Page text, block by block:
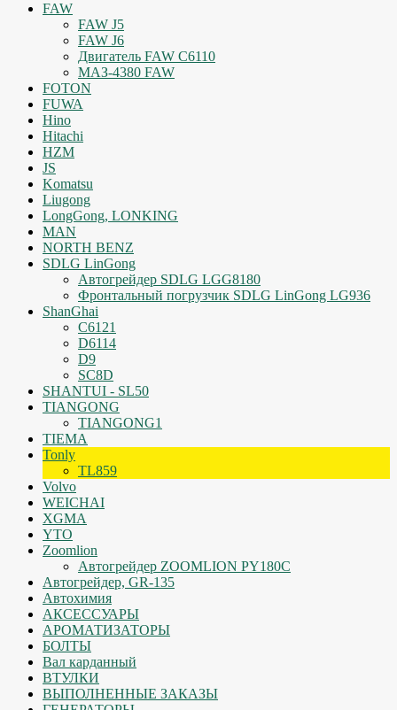
FAW
FAW J5
FAW J6
Двигатель FAW C6110
МАЗ-4380 FAW
FOTON
FUWA
Hino
Hitachi
HZM
JS
Komatsu
Liugong
LongGong, LONKING
MAN
NORTH BENZ
SDLG LinGong
Автогрейдер SDLG LGG8180
Фронтальный погрузчик SDLG LinGong LG936
ShanGhai
C6121
D6114
D9
SC8D
SHANTUI - SL50
TIANGONG
TIANGONG1
TIEMA
Tonly
TL859
Volvo
WEICHAI
XGMA
YTO
Zoomlion
Автогрейдер ZOOMLION PY180C
Автогрейдер, GR-135
Автохимия
АКСЕССУАРЫ
АРОМАТИЗАТОРЫ
БОЛТЫ
Вал карданный
ВТУЛКИ
ВЫПОЛНЕННЫЕ ЗАКАЗЫ